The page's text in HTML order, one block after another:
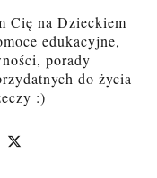
Cię na Dzieckiem
edukacyjne,
porady
do życia
:)